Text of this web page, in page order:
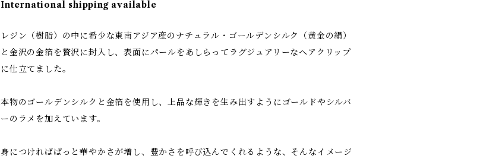
International shipping available
レジン（樹脂）の中に希少な東南アジア産のナチュラル・ゴールデンシルク（黄金の絹）
と金沢の金箔を贅沢に封入し、表面にパールをあしらってラグジュアリーなヘアクリップ
に仕立てました。
本物のゴールデンシルクと金箔を使用し、上品な輝きを生み出すようにゴールドやシルバ
ーのラメを加えています。
身につければぱっと華やかさが増し、豊かさを呼び込んでくれるような、そんなイメージ